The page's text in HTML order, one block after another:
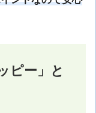
ピー」と